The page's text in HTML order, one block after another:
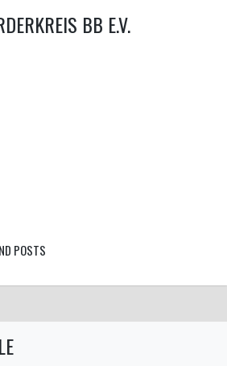
BB E.V.
POSTS